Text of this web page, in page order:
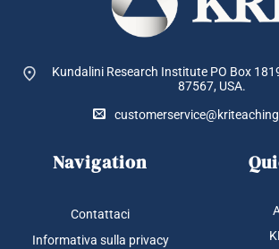
Kundalini Research Institute PO Box
87567, USA.
Navigation
Contattaci
Informativa sulla privacy